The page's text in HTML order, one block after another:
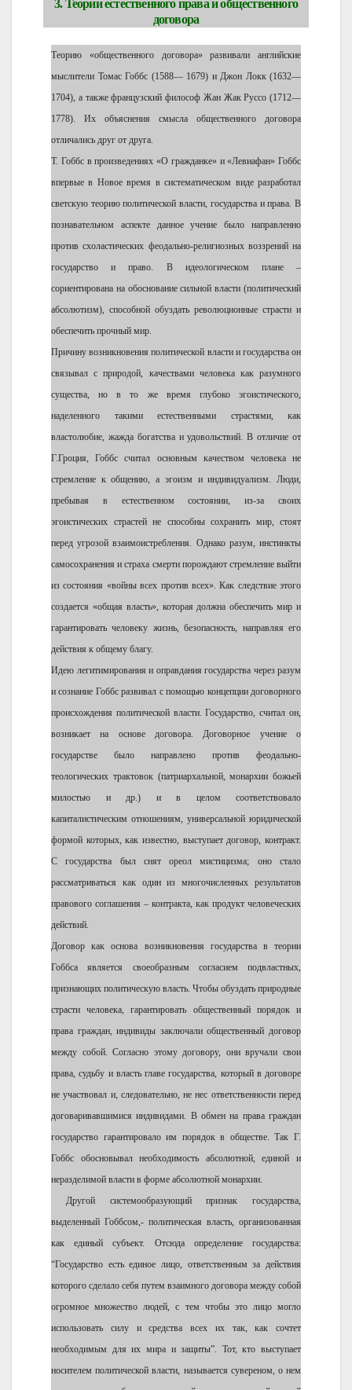
3. Теории естественного права и общественного
договора
Теорию «общественного договора» развивали английские
мыслители Томас Гоббс (1588— 1679) и Джон Локк (1632—
1704), а также французский философ Жан Жак Руссо (1712—
1778). Их объяснения смысла общественного договора
отличались друг от друга.
Т. Гоббс в произведениях «О гражданке» и «Левиафан» Гоббс
впервые в Новое время в систематическом виде разработал
светскую теорию политической власти, государства и права. В
познавательном аспекте данное учение было направленно
против схоластических феодально-религиозных воззрений на
государство и право. В идеологическом плане –
сориентирована на обоснование сильной власти (политический
абсолютизм), способной обуздать революционные страсти и
обеспечить прочный мир.
Причину возникновения политической власти и государства он
связывал с природой, качествами человека как разумного
существа, но в то же время глубоко эгоистического,
наделенного такими естественными страстями, как
властолюбие, жажда богатства и удовольствий. В отличие от
Г.Гроция, Гоббс считал основным качеством человека не
стремление к общению, а эгоизм и индивидуализм. Люди,
пребывая в естественном состоянии, из-за своих
эгоистических страстей не способны сохранить мир, стоят
перед угрозой взаимоистребления. Однако разум, инстинкты
самосохранения и страха смерти порождают стремление выйти
из состояния «войны всех против всех». Как следствие этого
создается «общая власть», которая должна обеспечить мир и
гарантировать человеку жизнь, безопасность, направляя его
действия к общему благу.
Идею легитимирования и оправдания государства через разум
и сознание Гоббс развивал с помощью концепции договорного
происхождения политической власти. Государство, считал он,
возникает на основе договора. Договорное учение о
государстве было направлено против феодально-
теологических трактовок (патриархальной, монархии божьей
милостью и др.) и в целом соответствовало
капиталистическим отношениям, универсальной юридической
формой которых, как известно, выступает договор, контракт.
С государства был снят ореол мистицизма; оно стало
рассматриваться как один из многочисленных результатов
правового соглашения – контракта, как продукт человеческих
действий.
Договор как основа возникновения государства в теории
Гоббса является своеобразным согласием подвластных,
признающих политическую власть. Чтобы обуздать природные
страсти человека, гарантировать общественный порядок и
права граждан, индивиды заключали общественный договор
между собой. Согласно этому договору, они вручали свои
права, судьбу и власть главе государства, который в договоре
не участвовал и, следовательно, не нес ответственности перед
договаривавшимися индивидами. В обмен на права граждан
государство гарантировало им порядок в обществе. Так Г.
Гоббс обосновывал необходимость абсолютной, единой и
неразделимой власти в форме абсолютной монархии.
Другой системообразующий признак государства,
выделенный Гоббсом,- политическая власть, организованная
как единый субъект. Отсюда определение государства:
“Государство есть единое лицо, ответственным за действия
которого сделало себя путем взаимного договора между собой
огромное множество людей, с тем чтобы это лицо могло
использовать силу и средства всех их так, как сочтет
необходимым для их мира и защиты”. Тот, кто выступает
носителем политической власти, называется сувереном, о нем